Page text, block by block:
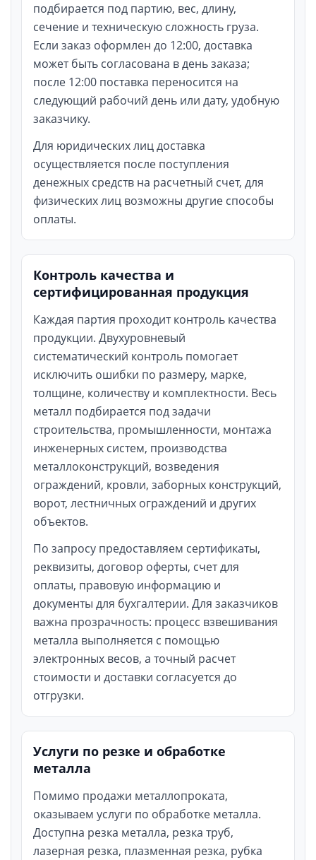
подбирается под партию, вес, длину,
сечение и техническую сложность груза.
Если заказ оформлен до 12:00, доставка
может быть согласована в день заказа;
после 12:00 поставка переносится на
следующий рабочий день или дату, удобную
заказчику.
Для юридических лиц доставка
осуществляется после поступления
денежных средств на расчетный счет, для
физических лиц возможны другие способы
оплаты.
Контроль качества и
сертифицированная продукция
Каждая партия проходит контроль качества
продукции. Двухуровневый
систематический контроль помогает
исключить ошибки по размеру, марке,
толщине, количеству и комплектности. Весь
металл подбирается под задачи
строительства, промышленности, монтажа
инженерных систем, производства
металлоконструкций, возведения
ограждений, кровли, заборных конструкций,
ворот, лестничных ограждений и других
объектов.
По запросу предоставляем сертификаты,
реквизиты, договор оферты, счет для
оплаты, правовую информацию и
документы для бухгалтерии. Для заказчиков
важна прозрачность: процесс взвешивания
металла выполняется с помощью
электронных весов, а точный расчет
стоимости и доставки согласуется до
отгрузки.
Услуги по резке и обработке
металла
Помимо продажи металлопроката,
оказываем услуги по обработке металла.
Доступна резка металла, резка труб,
лазерная резка, плазменная резка, рубка